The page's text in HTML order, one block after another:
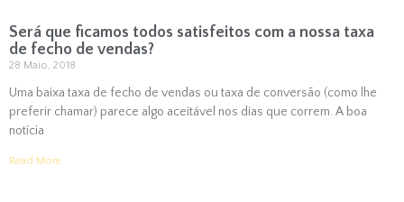
Será que ficamos todos satisfeitos com a nossa taxa
de fecho de vendas?
28 Maio, 2018
Uma baixa taxa de fecho de vendas ou taxa de conversão (como lhe
preferir chamar) parece algo aceitável nos dias que correm. A boa
notícia
Read More